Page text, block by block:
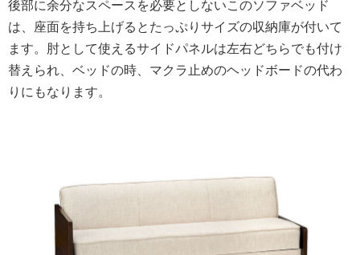
後部に余分なスペースを必要としないこのソファベッド
は、座面を持ち上げるとたっぷりサイズの収納庫が付いて
ます。肘として使えるサイドパネルは左右どちらでも付け
替えられ、ベッドの時、マクラ止めのヘッドボードの代わ
りにもなります。